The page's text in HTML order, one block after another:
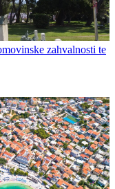
zahvalnosti te